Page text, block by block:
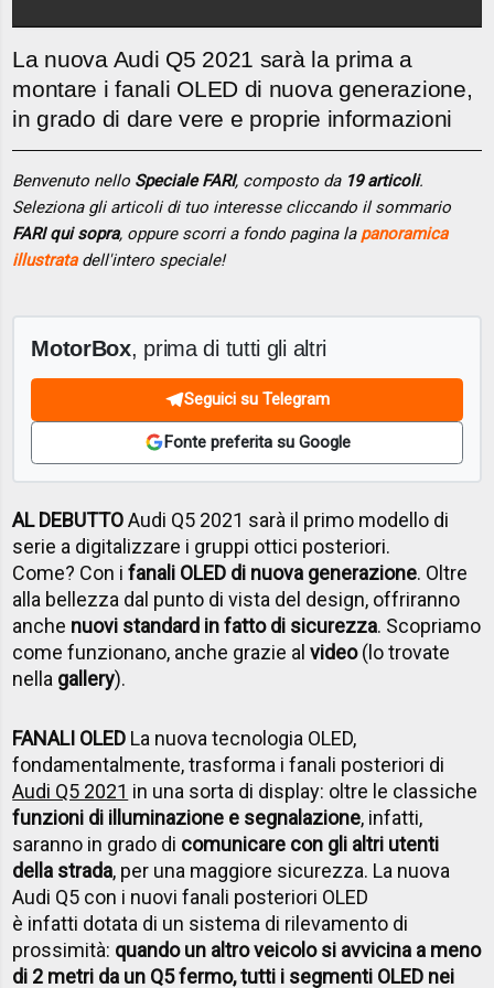
La nuova Audi Q5 2021 sarà la prima a
montare i fanali OLED di nuova generazione,
in grado di dare vere e proprie informazioni
Benvenuto nello Speciale FARI, composto da 19 articoli.
Seleziona gli articoli di tuo interesse cliccando il sommario
FARI qui sopra, oppure scorri a fondo pagina la panoramica
illustratadell'intero speciale!
MotorBox, prima di tutti gli altri
Seguici su Telegram
Fonte preferita su Google
AL DEBUTTOAudi Q5 2021 sarà il primo modello di
serie a digitalizzare i gruppi ottici posteriori.
Come? Con ifanali OLED di nuova generazione. Oltre
alla bellezza dal punto di vista del design, offriranno
anche nuovi standard in fatto di sicurezza. Scopriamo
come funzionano, anche grazie alvideo(lo trovate
nella gallery).
FANALI OLED La nuova tecnologia OLED,
fondamentalmente, trasforma i fanali posteriori di
Audi Q5 2021 in una sorta di display: oltre le classiche
funzioni di illuminazione e segnalazione, infatti,
saranno in grado di comunicare con gli altri utenti
della strada, per una maggiore sicurezza. La nuova
Audi Q5 con i nuovi fanali posteriori OLED
è infatti dotata di un sistema di rilevamento di
prossimità: quando un altro veicolo si avvicina a meno
di 2 metri da un Q5 fermo, tutti i segmenti OLED nei